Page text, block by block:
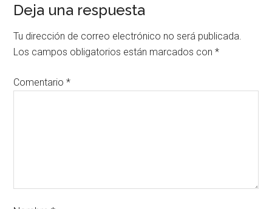
Deja una respuesta
Tu dirección de correo electrónico no será publicada.
Los campos obligatorios están marcados con*
Comentario*